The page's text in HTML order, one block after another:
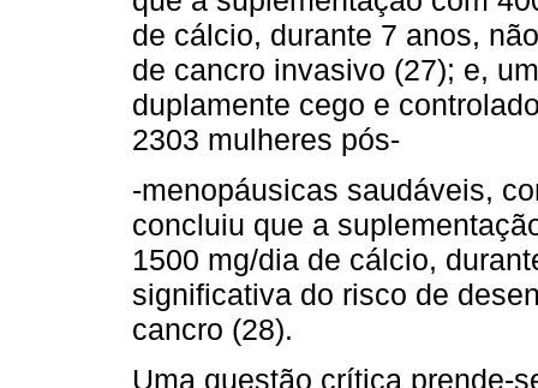
de cálcio, durante 7 anos,
de cancro invasivo (27); e,
duplamente cego e
2303 mulheres pós-
-menopáusicas saudáveis,
concluiu que a
1500 mg/dia de cálcio,
significativa do risco de
cancro (28).
Uma questão crítica prende-